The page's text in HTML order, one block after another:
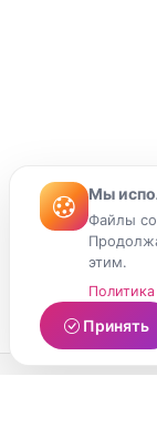
Мы
Файлы
этим.
Принять